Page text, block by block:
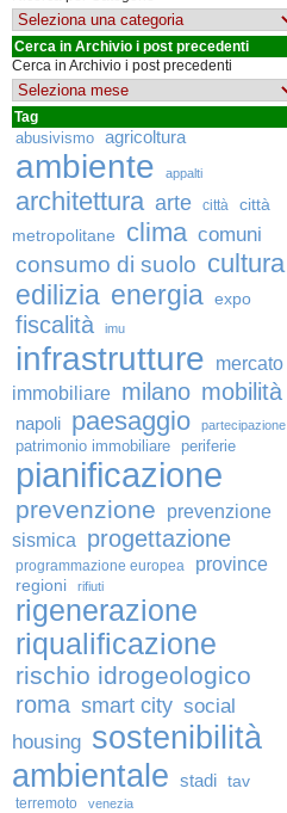
Cerca in Archivio i post precedenti
Cerca in Archivio i post precedenti
Tag
abusivismo agricoltura
ambiente appalti
architettura arte città
città
metropolitane
clima comuni
consumo di suolo cultura
edilizia energia expo
fiscalità imu
infrastrutture
mercato
immobiliare milano mobilità
napoli paesaggio partecipazione
patrimonio immobiliare periferie
pianificazione
prevenzione
prevenzione
sismica
progettazione
programmazione europea province
regioni rifiuti
rigenerazione
riqualificazione
rischio idrogeologico
roma smart city social
housing sostenibilità
ambientale stadi tav
terremoto venezia